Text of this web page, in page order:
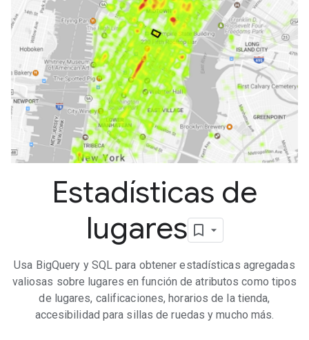
Estadísticas de
lugares
Usa BigQuery y SQL para obtener estadísticas agregadas
valiosas sobre lugares en función de atributos como tipos
de lugares, calificaciones, horarios de la tienda,
accesibilidad para sillas de ruedas y mucho más.